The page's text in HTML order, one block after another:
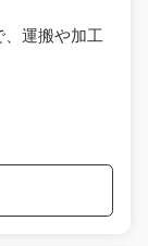
、運搬や加工